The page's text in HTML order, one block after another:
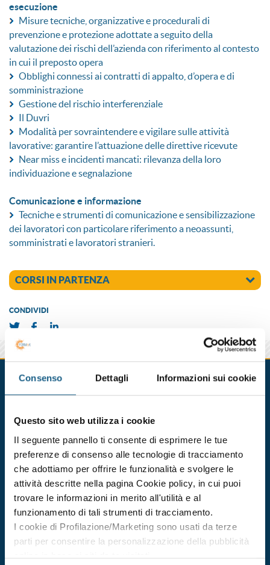
Consenso Dettagli Informazioni sui cookie
Questo sito web utilizza i cookie
Il seguente pannello ti consente di esprimere le tue
preferenze di consenso alle tecnologie di tracciamento
che adottiamo per offrire le funzionalità e svolgere le
attività descritte nella pagina Cookie policy, in cui puoi
trovare le informazioni in merito all'utilità e al
funzionamento di tali strumenti di tracciamento.
I cookie di Profilazione/Marketing sono usati da terze
parti per consentire la personalizzazione della pubblicità
online in base ai siti da te visitati.
esecuzione
Misure tecniche, organizzative e procedurali di
prevenzione e protezione adottate a seguito della
valutazione dei rischi dell’azienda con riferimento al contesto
in cui il preposto opera
Obblighi connessi ai contratti di appalto, d’opera e di
somministrazione
Gestione del rischio interferenziale
Il Duvri
Modalità per sovraintendere e vigilare sulle attività
lavorative: garantire l’attuazione delle direttive ricevute
Near miss e incidenti mancati: rilevanza della loro
individuazione e segnalazione
Comunicazione e informazione
Tecniche e strumenti di comunicazione e sensibilizzazione
dei lavoratori con particolare riferimento a neoassunti,
somministrati e lavoratori stranieri.
CORSI IN PARTENZA
CONDIVIDI
Corsi in partenza
formazione per preposti
Durata 12 ore
dal 25/09/2026
DATE E ORARI
€ 211.00